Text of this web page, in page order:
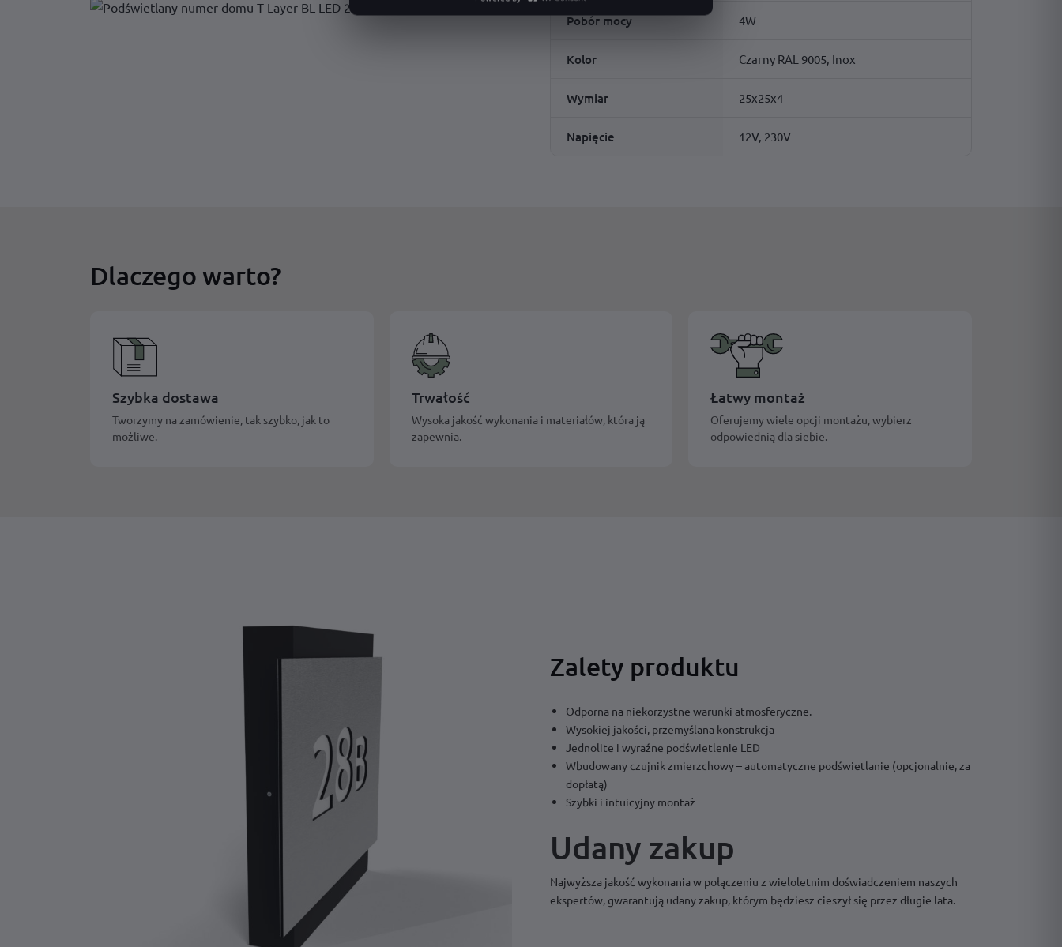
Pobór mocy 4W
Kolor Czarny RAL 9005, Inox
Wymiar 25x25x4
Napięcie 12V, 230V
Dlaczego warto?
Szybka dostawa
Tworzymy na zamówienie, tak szybko, jak to
możliwe.
Trwałość
Wysoka jakość wykonania i materiałów, która ją
zapewnia.
Łatwy montaż
Oferujemy wiele opcji montażu, wybierz
odpowiednią dla siebie.
Zalety produktu
Odporna na niekorzystne warunki atmosferyczne.
Wysokiej jakości, przemyślana konstrukcja
Jednolite i wyraźne podświetlenie LED
Wbudowany czujnik zmierzchowy – automatyczne podświetlanie (opcjonalnie, za
dopłatą)
Szybki i intuicyjny montaż
Udany zakup
Najwyższa jakość wykonania w połączeniu z wieloletnim doświadczeniem naszych
ekspertów, gwarantują udany zakup, którym będziesz cieszył się przez długie lata.